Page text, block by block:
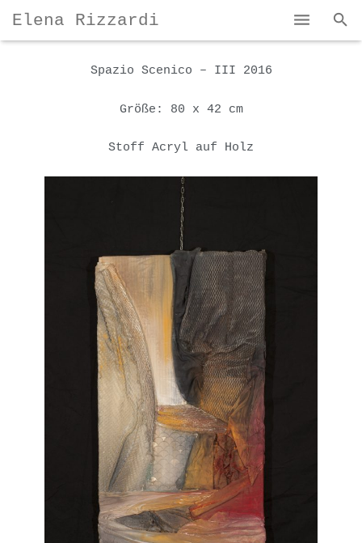
Elena Rizzardi
Spazio Scenico – III 2016
Größe: 80 x 42 cm
Stoff Acryl auf Holz